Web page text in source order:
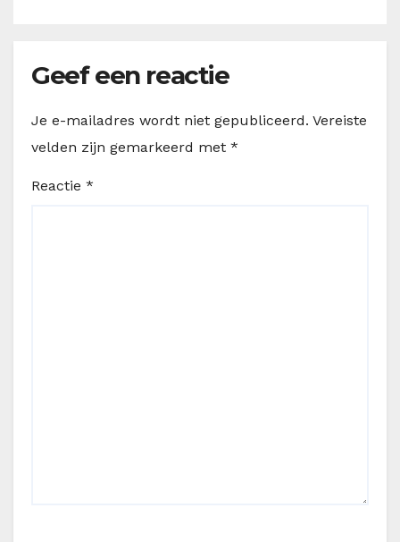
Geef een reactie
Je e-mailadres wordt niet gepubliceerd. Vereiste
velden zijn gemarkeerd met *
Reactie *